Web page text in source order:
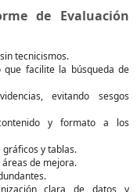
de Evaluación
tecnicismos.
facilite la búsqueda de
evitando sesgos
y formato a los
gráficos y tablas.
de mejora.
clara de datos y